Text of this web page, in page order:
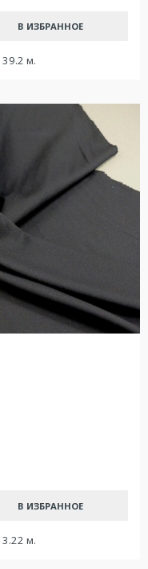
В ИЗБРАННОЕ
м.
В ИЗБРАННОЕ
м.